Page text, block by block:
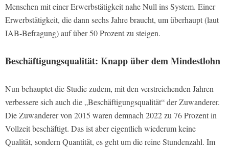
Menschen mit einer Erwerbstätigkeit nahe Null ins System. Einer
Erwerbstätigkeit, die dann sechs Jahre braucht, um überhaupt (laut
IAB-Befragung) auf über 50 Prozent zu steigen.
Beschäftigungsqualität: Knapp über dem Mindestlohn
Nun behauptet die Studie zudem, mit den verstreichenden Jahren
verbessere sich auch die „Beschäftigungsqualität“ der Zuwanderer.
Die Zuwanderer von 2015 waren demnach 2022 zu 76 Prozent in
Vollzeit beschäftigt. Das ist aber eigentlich wiederum keine
Qualität, sondern Quantität, es geht um die reine Stundenzahl. Im